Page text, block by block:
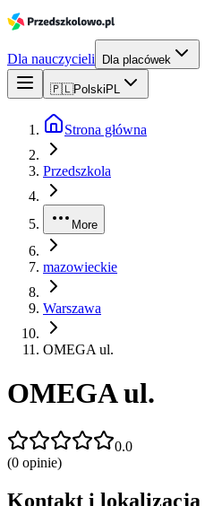
Dla nauczycieli Dla placówek
🇵🇱Polski PL
Strona główna
Przedszkola
More
mazowieckie
Warszawa
OMEGA ul.
OMEGA ul.
0.0
(0 opinie)
Kontakt i lokalizacja